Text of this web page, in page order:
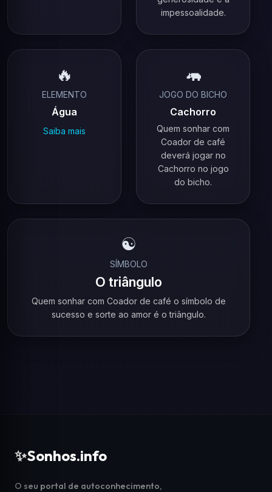
impessoalidade.
🔥
ELEMENTO
Água
Saiba mais
🦛
JOGO DO BICHO
Cachorro
Quem sonhar com
Coador de café
deverá jogar no
Cachorro no jogo
do bicho.
☯️
SÍMBOLO
O triângulo
Quem sonhar com Coador de café o símbolo de
sucesso e sorte ao amor é o triângulo.
✨Sonhos.info
O seu portal de autoconhecimento,